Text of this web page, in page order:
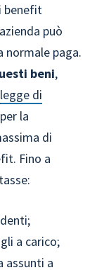
benefit
può
normale paga.
beni,
legge di
la
di
Fino a
a carico;
assunti a